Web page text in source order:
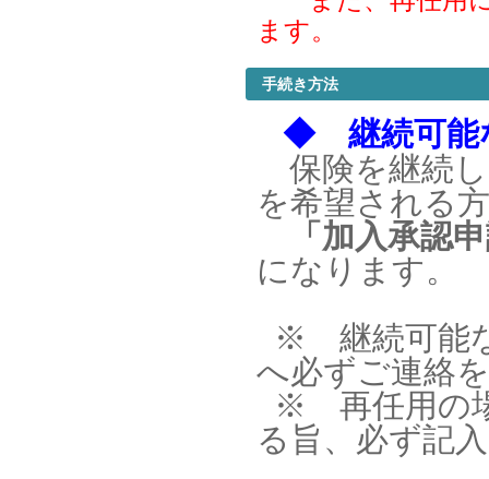
ます。
手続き方法
◆ 継続可能
保険を継続し
を希望される
「加入承認申
になります。
※ 継続可能な
へ必ずご連絡
※ 再任用の場
る旨、必ず記